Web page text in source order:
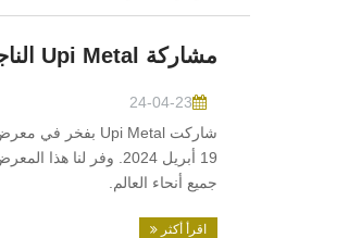
مشاركة Upi Metal الناجحة في الدورة 135 لمعرض كانتو
24-04-23
19 أبريل 2024. وفر
جميع أنحاء العالم.
اقرأ أكثر